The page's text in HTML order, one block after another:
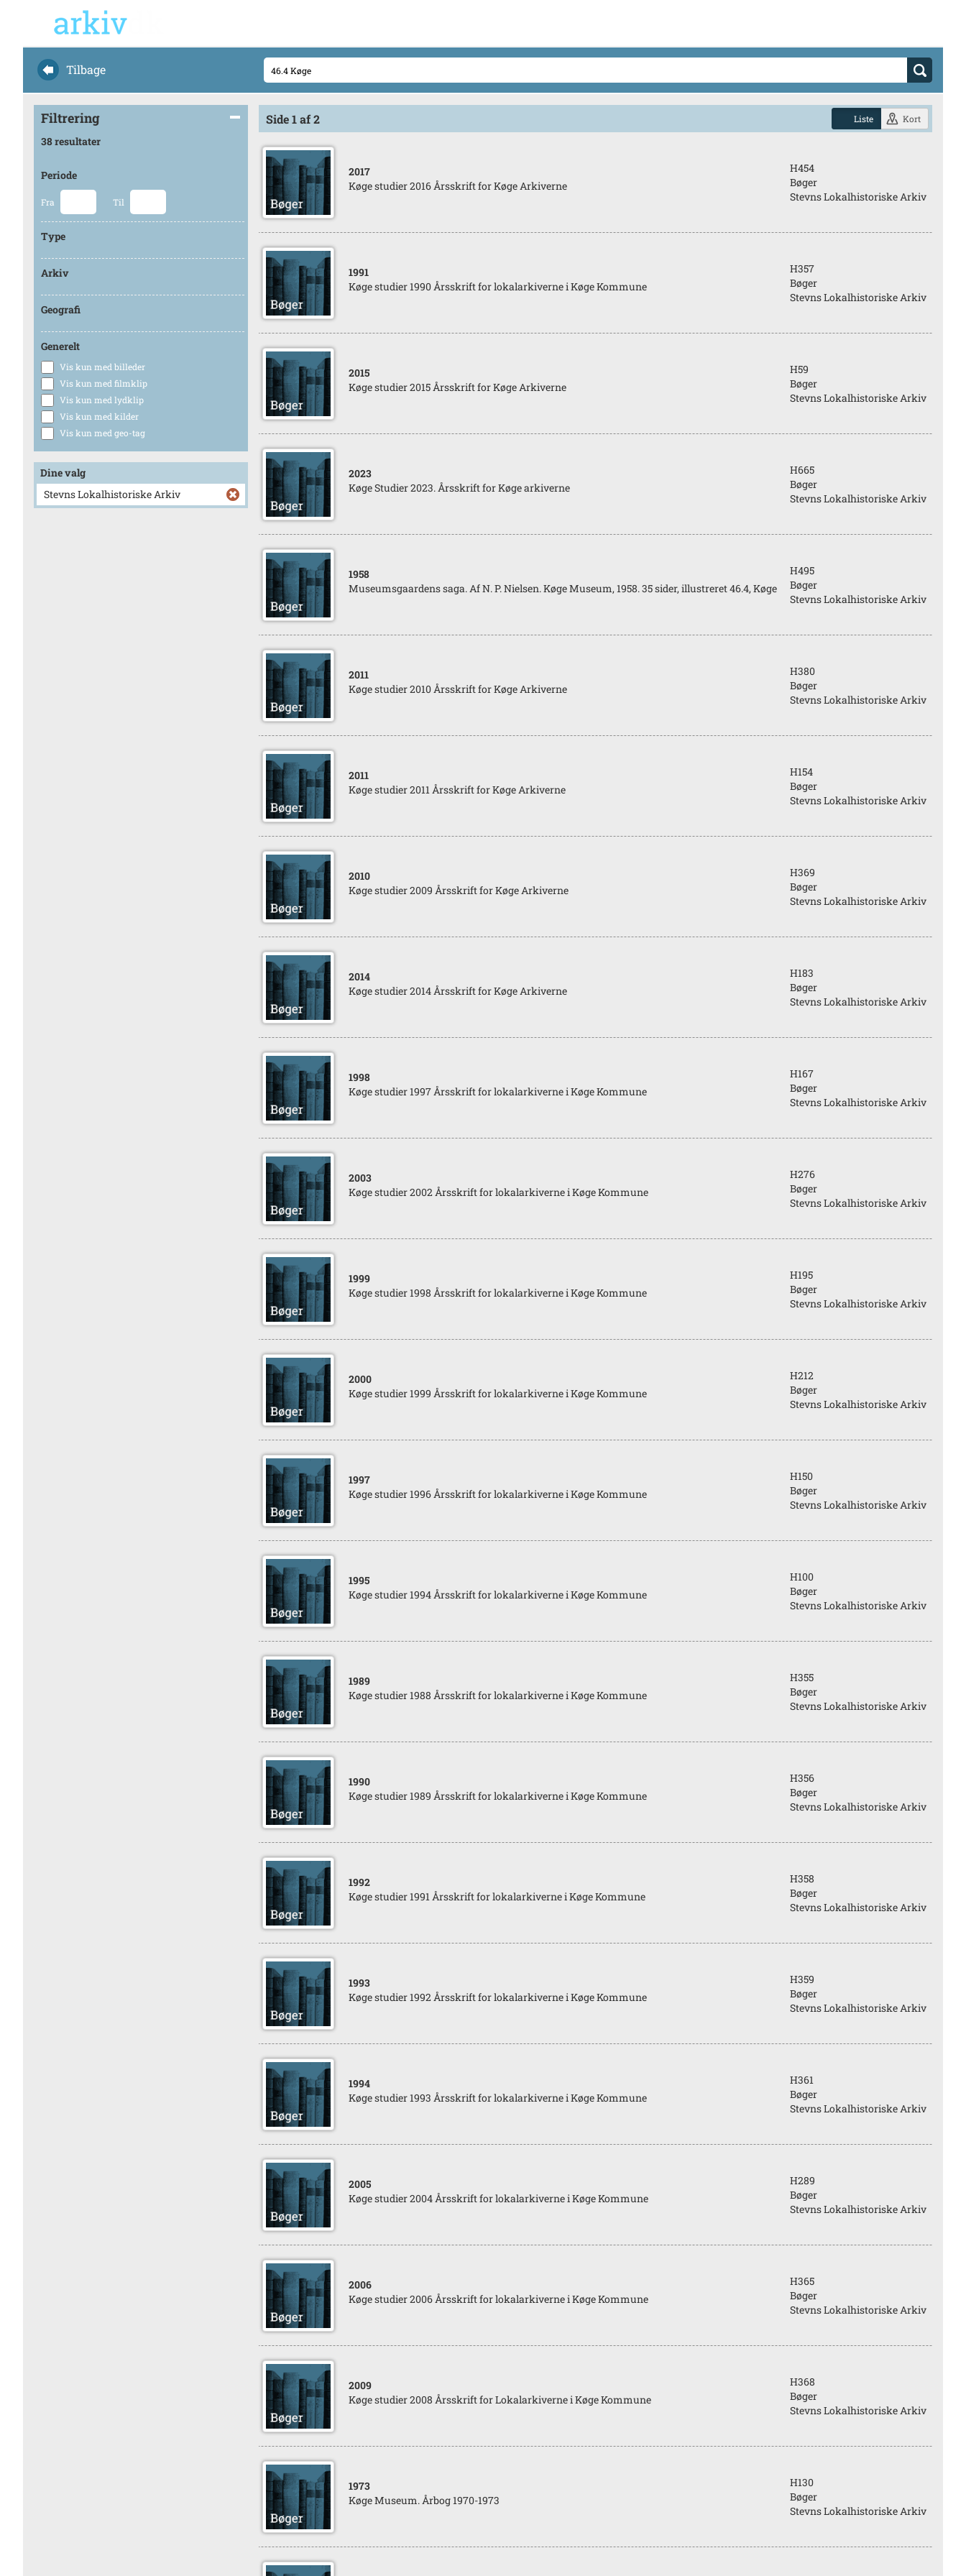
Tilbage
Filtrering
38 resultater
Periode
Fra Til
Type
Arkiv
Geografi
Generelt
Vis kun med billeder
Vis kun med filmklip
Vis kun med lydklip
Vis kun med kilder
Vis kun med geo-tag
Dine valg
Stevns Lokalhistoriske Arkiv
Side 1 af 2 Liste Kort
2017
Køge studier 2016 Årsskrift for Køge Arkiverne
H454
Bøger
Stevns Lokalhistoriske Arkiv
1991
Køge studier 1990 Årsskrift for lokalarkiverne i Køge Kommune
H357
Bøger
Stevns Lokalhistoriske Arkiv
2015
Køge studier 2015 Årsskrift for Køge Arkiverne
H59
Bøger
Stevns Lokalhistoriske Arkiv
2023
Køge Studier 2023. Årsskrift for Køge arkiverne
H665
Bøger
Stevns Lokalhistoriske Arkiv
1958
Museumsgaardens saga. Af N. P. Nielsen. Køge Museum, 1958. 35 sider, illustreret 46.4, Køge
H495
Bøger
Stevns Lokalhistoriske Arkiv
2011
Køge studier 2010 Årsskrift for Køge Arkiverne
H380
Bøger
Stevns Lokalhistoriske Arkiv
2011
Køge studier 2011 Årsskrift for Køge Arkiverne
H154
Bøger
Stevns Lokalhistoriske Arkiv
2010
Køge studier 2009 Årsskrift for Køge Arkiverne
H369
Bøger
Stevns Lokalhistoriske Arkiv
2014
Køge studier 2014 Årsskrift for Køge Arkiverne
H183
Bøger
Stevns Lokalhistoriske Arkiv
1998
Køge studier 1997 Årsskrift for lokalarkiverne i Køge Kommune
H167
Bøger
Stevns Lokalhistoriske Arkiv
2003
Køge studier 2002 Årsskrift for lokalarkiverne i Køge Kommune
H276
Bøger
Stevns Lokalhistoriske Arkiv
1999
Køge studier 1998 Årsskrift for lokalarkiverne i Køge Kommune
H195
Bøger
Stevns Lokalhistoriske Arkiv
2000
Køge studier 1999 Årsskrift for lokalarkiverne i Køge Kommune
H212
Bøger
Stevns Lokalhistoriske Arkiv
1997
Køge studier 1996 Årsskrift for lokalarkiverne i Køge Kommune
H150
Bøger
Stevns Lokalhistoriske Arkiv
1995
Køge studier 1994 Årsskrift for lokalarkiverne i Køge Kommune
H100
Bøger
Stevns Lokalhistoriske Arkiv
1989
Køge studier 1988 Årsskrift for lokalarkiverne i Køge Kommune
H355
Bøger
Stevns Lokalhistoriske Arkiv
1990
Køge studier 1989 Årsskrift for lokalarkiverne i Køge Kommune
H356
Bøger
Stevns Lokalhistoriske Arkiv
1992
Køge studier 1991 Årsskrift for lokalarkiverne i Køge Kommune
H358
Bøger
Stevns Lokalhistoriske Arkiv
1993
Køge studier 1992 Årsskrift for lokalarkiverne i Køge Kommune
H359
Bøger
Stevns Lokalhistoriske Arkiv
1994
Køge studier 1993 Årsskrift for lokalarkiverne i Køge Kommune
H361
Bøger
Stevns Lokalhistoriske Arkiv
2005
Køge studier 2004 Årsskrift for lokalarkiverne i Køge Kommune
H289
Bøger
Stevns Lokalhistoriske Arkiv
2006
Køge studier 2006 Årsskrift for lokalarkiverne i Køge Kommune
H365
Bøger
Stevns Lokalhistoriske Arkiv
2009
Køge studier 2008 Årsskrift for Lokalarkiverne i Køge Kommune
H368
Bøger
Stevns Lokalhistoriske Arkiv
1973
Køge Museum. Årbog 1970-1973
H130
Bøger
Stevns Lokalhistoriske Arkiv